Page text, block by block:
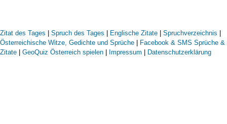
Zitat des Tages | Spruch des Tages | Englische Zitate | Spruchverzeichnis |
Österreichische Witze, Gedichte und Sprüche | Facebook & SMS Sprüche &
Zitate | GeoQuiz Österreich spielen | Impressum | Datenschutzerklärung